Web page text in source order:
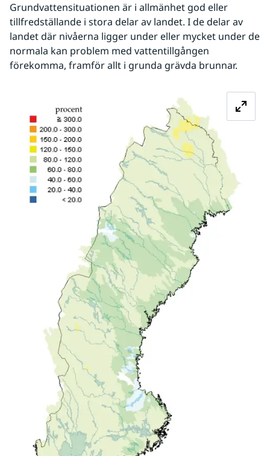
Grundvattensituationen är i allmänhet god eller
tillfredställande i stora delar av landet. I de delar av
landet där nivåerna ligger under eller mycket under de
normala kan problem med vattentillgången
förekomma, framför allt i grunda grävda brunnar.